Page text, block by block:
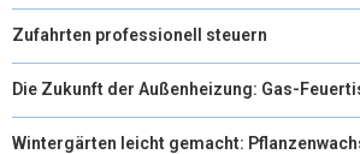
Zufahrten professionell steuern
Die Zukunft der Außenheizung: Gas-
Wintergärten leicht gemacht: